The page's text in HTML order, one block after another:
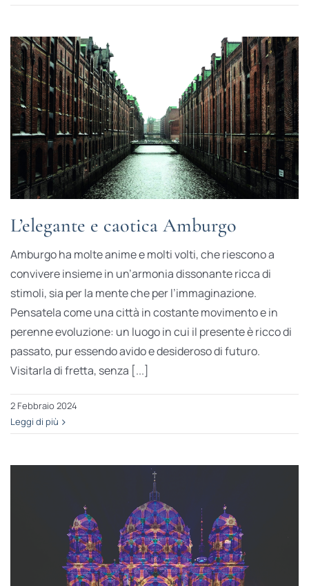
L’elegante e caotica Amburgo
Amburgo ha molte anime e molti volti, che riescono a
convivere insieme in un’armonia dissonante ricca di
stimoli, sia per la mente che per l’immaginazione.
Pensatela come una città in costante movimento e in
perenne evoluzione: un luogo in cui il presente è ricco di
passato, pur essendo avido e desideroso di futuro.
Visitarla di fretta, senza [...]
2 Febbraio 2024
Leggi di più